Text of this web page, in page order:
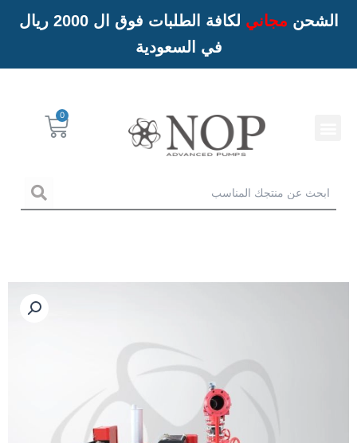
الشحن مجاني
لكافة الطلبات فوق ال 2000 ريال
في السعودية
Cart